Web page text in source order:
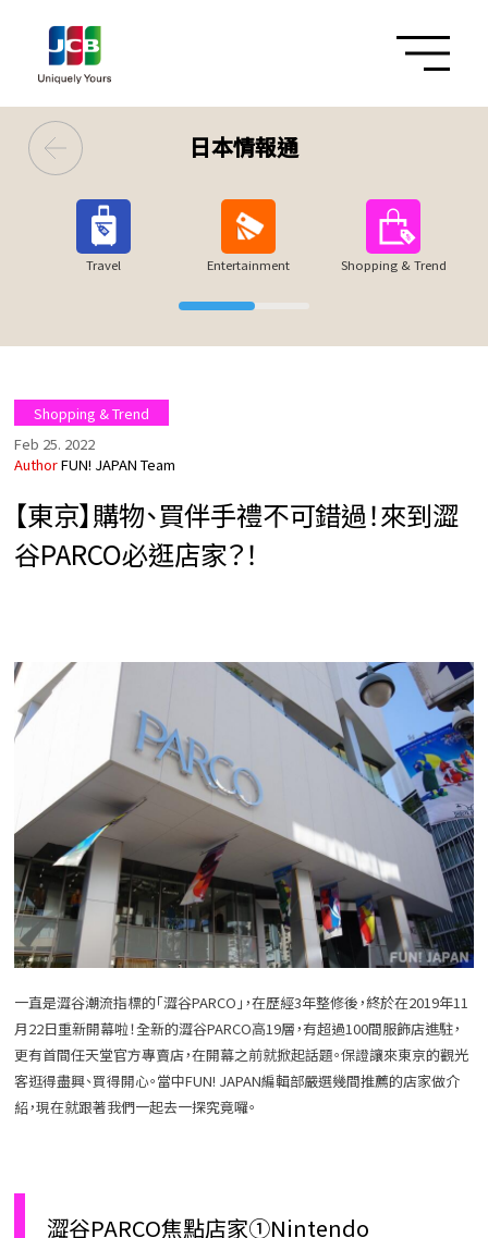
日本情報通
Travel Entertainment Shopping & Trend
Shopping & Trend
Feb 25. 2022
AuthorFUN! JAPAN Team
【東京】購物、買伴手禮不可錯過！來到澀
谷PARCO必逛店家？！
一直是澀谷潮流指標的「澀谷PARCO」，在歷經3年整修後，終於在2019年11
月22日重新開幕啦！全新的澀谷PARCO高19層，有超過100間服飾店進駐，
更有首間任天堂官方專賣店，在開幕之前就掀起話題。保證讓來東京的觀光
客逛得盡興、買得開心。當中FUN! JAPAN編輯部嚴選幾間推薦的店家做介
紹，現在就跟著我們一起去一探究竟囉。
澀谷PARCO焦點店家①Nintendo